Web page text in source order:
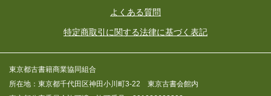
よくある質問
特定商取引に関する法律に基づく表記
東京都古書籍商業協同組合
所在地：東京都千代田区神田小川町3-22 東京古書会館内